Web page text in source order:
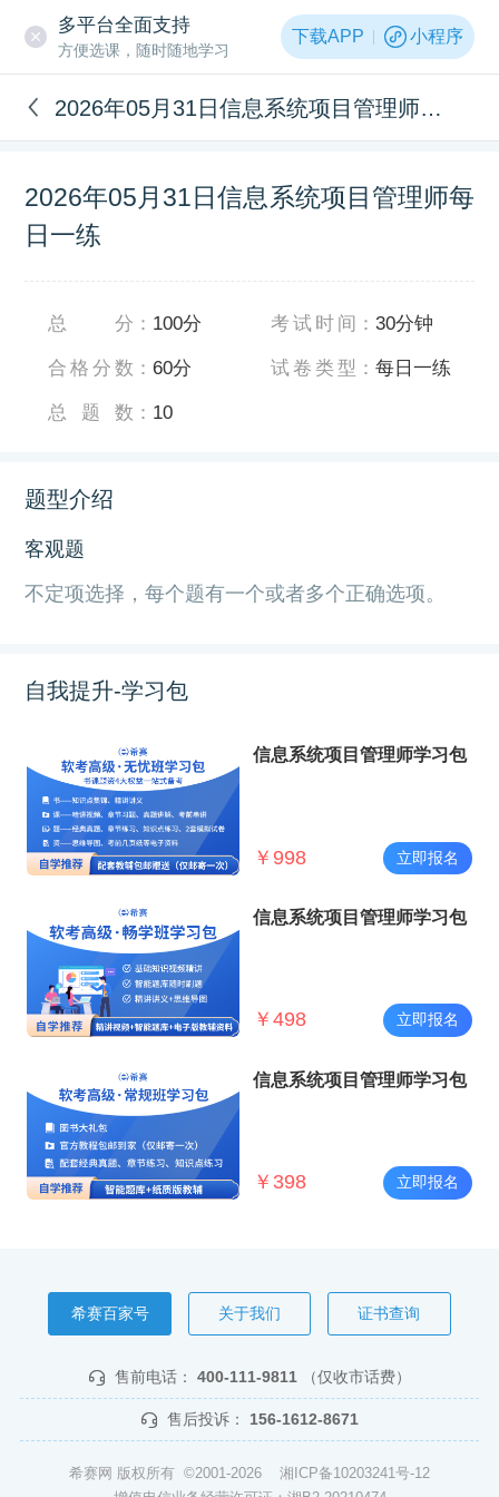
多平台全面支持
方便选课，随时随地学习
下载APP 小程序
2026年05月31日信息系统项目管理师每日一练
2026年05月31日信息系统项目管理师每
日一练
总分 ： 100分
合格分数 ：60分
总题数 ： 10
考试时间 ：30分钟
试卷类型 ：每日一练
题型介绍
客观题
不定项选择，每个题有一个或者多个正确选项。
自我提升-学习包
信息系统项目管理师学习包
￥ 998 立即报名
信息系统项目管理师学习包
￥ 498 立即报名
信息系统项目管理师学习包
￥ 398 立即报名
希赛百家号 关于我们 证书查询
售前电话： 400-111-9811 （仅收市话费）
售后投诉： 156-1612-8671
希赛网 版权所有 ©2001-2026 湘ICP备10203241号-12